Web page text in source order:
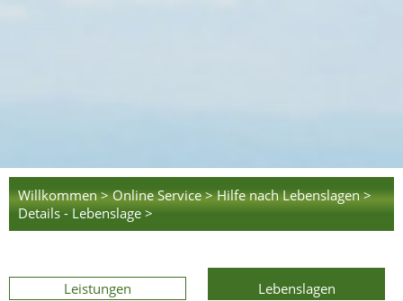
Willkommen > Online Service > Hilfe nach Lebenslagen >
Details - Lebenslage >
Leistungen
Lebenslagen